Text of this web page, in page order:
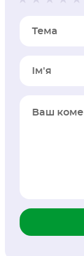
Тема
Iм'я